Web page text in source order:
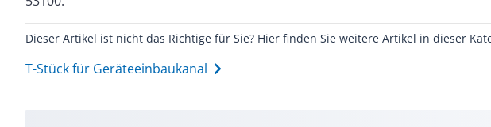
Dieser Artikel ist nicht das Richtige für Sie? Hier finden Sie weitere Artikel in dieser
T-Stück für Geräteeinbaukanal